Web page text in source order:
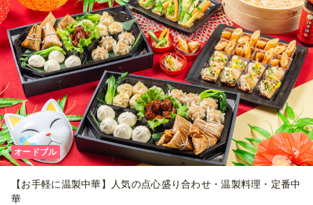
オードブル
【お手軽に温製中華】人気の点心盛り合わせ・温製料理・定番中
華